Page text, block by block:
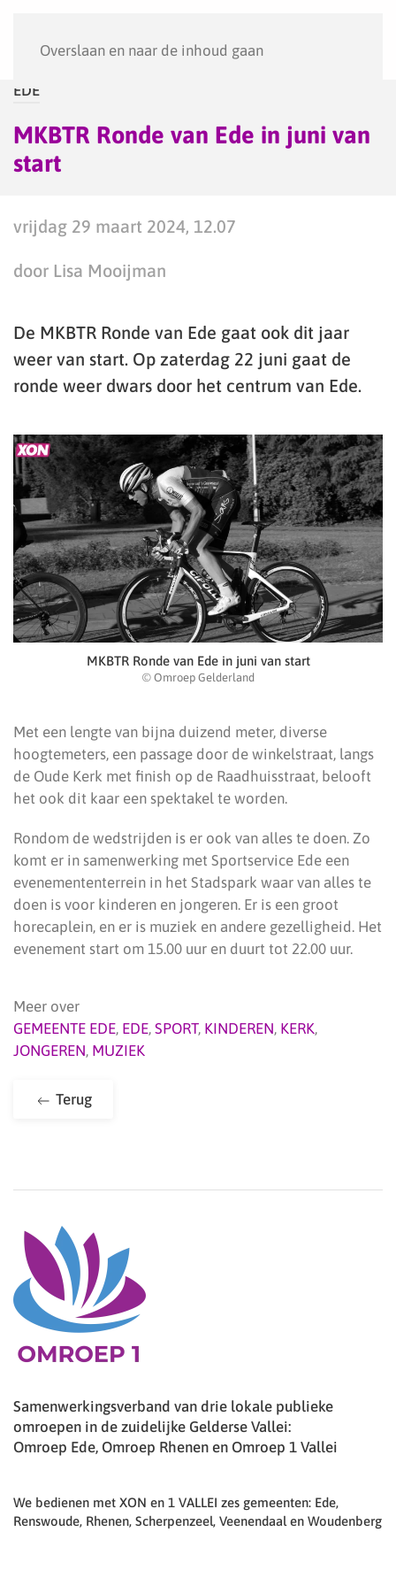
Overslaan en naar de inhoud gaan
EDE
MKBTR Ronde van Ede in juni van
start
vrijdag 29 maart 2024, 12.07
door Lisa Mooijman
De MKBTR Ronde van Ede gaat ook dit jaar
weer van start. Op zaterdag 22 juni gaat de
ronde weer dwars door het centrum van Ede.
MKBTR Ronde van Ede in juni van start
© Omroep Gelderland
Met een lengte van bijna duizend meter, diverse
hoogtemeters, een passage door de winkelstraat, langs
de Oude Kerk met finish op de Raadhuisstraat, belooft
het ook dit kaar een spektakel te worden.
Rondom de wedstrijden is er ook van alles te doen. Zo
komt er in samenwerking met Sportservice Ede een
evenemententerrein in het Stadspark waar van alles te
doen is voor kinderen en jongeren. Er is een groot
horecaplein, en er is muziek en andere gezelligheid. Het
evenement start om 15.00 uur en duurt tot 22.00 uur.
Meer over
GEMEENTE EDE, EDE, SPORT, KINDEREN, KERK,
JONGEREN, MUZIEK
Terug
Samenwerkingsverband van drie lokale publieke
omroepen in de zuidelijke Gelderse Vallei:
Omroep Ede, Omroep Rhenen en Omroep 1 Vallei
We bedienen met XON en 1 VALLEI zes gemeenten: Ede,
Renswoude, Rhenen, Scherpenzeel, Veenendaal en Woudenberg